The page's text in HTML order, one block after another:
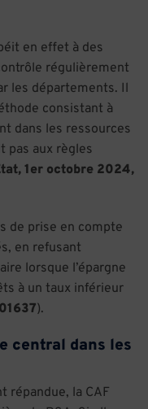
en effet à des
régulièrement
les départements. Il
consistant à
dans les ressources
pas aux règles
1er octobre 2024,
de prise en compte
en refusant
lorsque l’épargne
à un taux inférieur
).
central dans les
répandue, la CAF